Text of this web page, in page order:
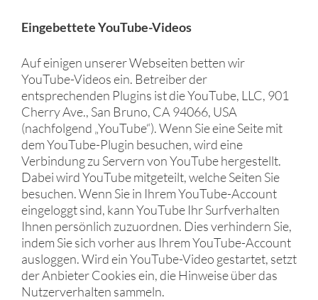
Eingebettete YouTube-Videos
Auf einigen unserer Webseiten betten wir
YouTube-Videos ein. Betreiber der
entsprechenden Plugins ist die YouTube, LLC, 901
Cherry Ave., San Bruno, CA 94066, USA
(nachfolgend „YouTube“). Wenn Sie eine Seite mit
dem YouTube-Plugin besuchen, wird eine
Verbindung zu Servern von YouTube hergestellt.
Dabei wird YouTube mitgeteilt, welche Seiten Sie
besuchen. Wenn Sie in Ihrem YouTube-Account
eingeloggt sind, kann YouTube Ihr Surfverhalten
Ihnen persönlich zuzuordnen. Dies verhindern Sie,
indem Sie sich vorher aus Ihrem YouTube-Account
ausloggen. Wird ein YouTube-Video gestartet, setzt
der Anbieter Cookies ein, die Hinweise über das
Nutzerverhalten sammeln.